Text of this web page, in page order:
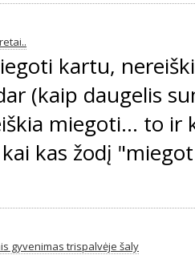
kartu,
(kaip daugelis
miegoti... to ir
kas žodį
gyvenimas trispalvėje šaly